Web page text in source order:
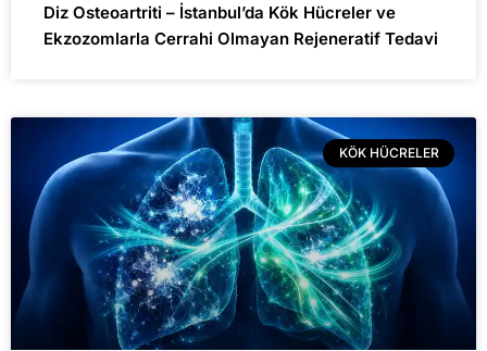
Diz Osteoartriti – İstanbul’da Kök Hücreler ve
Ekzozomlarla Cerrahi Olmayan Rejeneratif Tedavi
KÖK HÜCRELER